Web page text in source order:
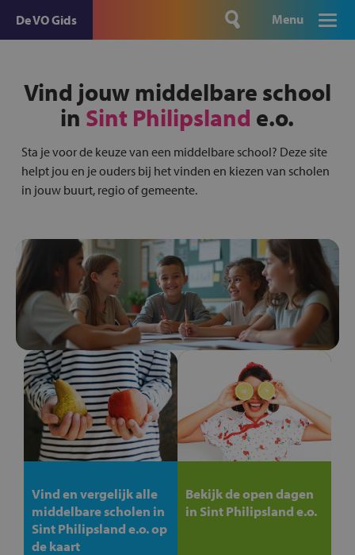
De VO Gids Menu
Vind jouw middelbare school
in Sint Philipsland e.o.
Sta je voor de keuze van een middelbare school? Deze site
helpt jou en je ouders bij het vinden en kiezen van scholen
in jouw buurt, regio of gemeente.
Vind en vergelijk alle
middelbare scholen in
Sint Philipsland e.o. op
de kaart
Bekijk de open dagen
in Sint Philipsland e.o.